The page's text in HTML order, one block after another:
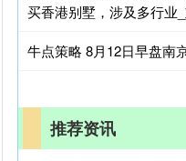
买香港别墅，涉及多行业
牛点策略 8月12日早盘南
推荐资讯